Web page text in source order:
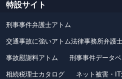
特設サイト
刑事事件弁護士アトム
交通事故に強いアトム法律事務所弁護
事故慰謝料アトム 刑事事件データ
相続税理士カタログ ネット被害・